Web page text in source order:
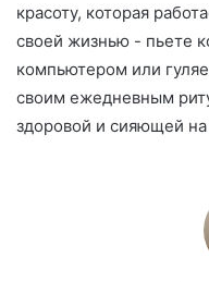
красоту, которая
своей жизнью - пьете
компьютером или
своим ежедневным
здоровой и сияющей